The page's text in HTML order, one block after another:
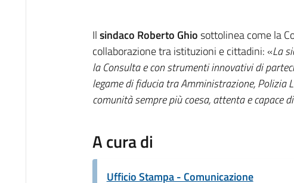
Ilsindaco Roberto Ghiosottolinea come la
collaborazione tra istituzioni e cittadini: «La
la Consulta e con strumenti innovativi di
legame di fiducia tra Amministrazione, Polizia
comunità sempre più coesa, attenta e capace
A cura di
Ufficio Stampa - Comunicazione